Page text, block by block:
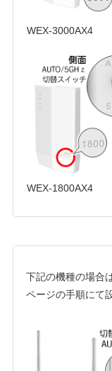
WEX-3000AX4
WEX-1800AX4
下記の機種の場合
ページの手順にて